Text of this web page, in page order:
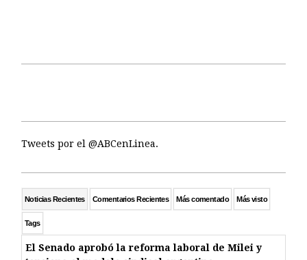
Tweets por el @ABCenLinea.
Noticias Recientes Comentarios Recientes Más comentado Más visto
Tags
El Senado aprobó la reforma laboral de Milei y